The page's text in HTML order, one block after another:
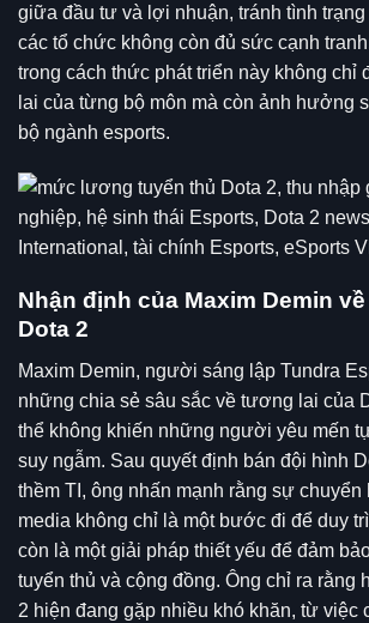
giữa đầu tư và lợi nhuận, tránh tình trạng
các tổ chức không còn đủ sức cạnh
trong cách thức phát triển này không chỉ
lai của từng bộ môn mà còn ảnh hưởng
bộ ngành esports.
Nhận định của Maxim Demin
Dota 2
Maxim Demin, người sáng lập Tundra
những chia sẻ sâu sắc về tương lai của
thể không khiến những người yêu mến
suy ngẫm. Sau quyết định bán đội hình
thềm TI, ông nhấn mạnh rằng sự
media không chỉ là một bước đi để duy
còn là một giải pháp thiết yếu để đảm
tuyển thủ và cộng đồng. Ông chỉ ra rằng
2 hiện đang gặp nhiều khó khăn, từ việc